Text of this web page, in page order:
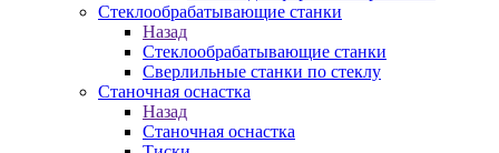
Стеклообрабатывающие станки
Назад
Стеклообрабатывающие станки
Сверлильные станки по стеклу
Станочная оснастка
Назад
Станочная оснастка